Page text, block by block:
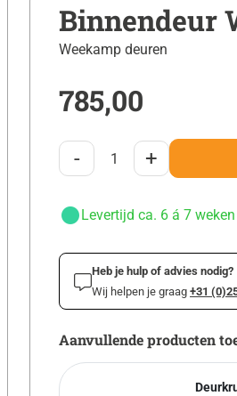
Binnendeur
Weekamp deuren
785,00
- +
Levertijd ca. 6 á 7 weken
Heb je hulp of advies nodig?
Wij helpen je graag +31
Aanvullende producten